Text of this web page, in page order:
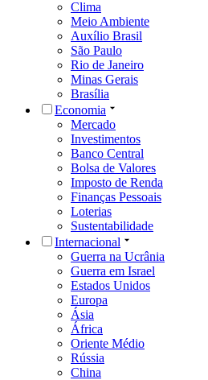
Clima
Meio Ambiente
Auxílio Brasil
São Paulo
Rio de Janeiro
Minas Gerais
Brasília
Economia
Mercado
Investimentos
Banco Central
Bolsa de Valores
Imposto de Renda
Finanças Pessoais
Loterias
Sustentabilidade
Internacional
Guerra na Ucrânia
Guerra em Israel
Estados Unidos
Europa
Ásia
África
Oriente Médio
Rússia
China